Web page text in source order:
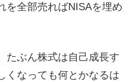
を全部売ればNISAを埋め
たぶん株式は自己成長す
くなっても何とかなるは